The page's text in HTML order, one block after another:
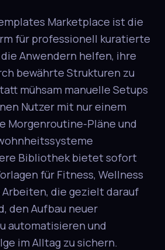
Marketplace ist die
für professionell kuratierte
Anwendern helfen, ihre
bewährte Strukturen zu
mühsam manuelle Setups
Nutzer mit nur einem
Morgenroutine-Pläne und
Bibliothek bietet sofort
für Fitness, Wellness
die gezielt darauf
den Aufbau neuer
automatisieren und
im Alltag zu sichern.